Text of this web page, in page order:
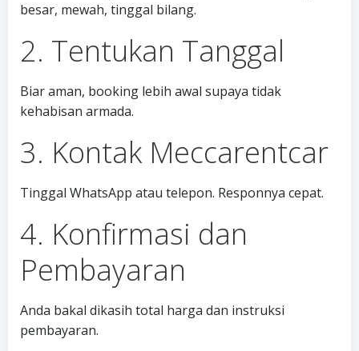
besar, mewah, tinggal bilang.
2. Tentukan Tanggal
Biar aman, booking lebih awal supaya tidak
kehabisan armada.
3. Kontak Meccarentcar
Tinggal WhatsApp atau telepon. Responnya cepat.
4. Konfirmasi dan
Pembayaran
Anda bakal dikasih total harga dan instruksi
pembayaran.